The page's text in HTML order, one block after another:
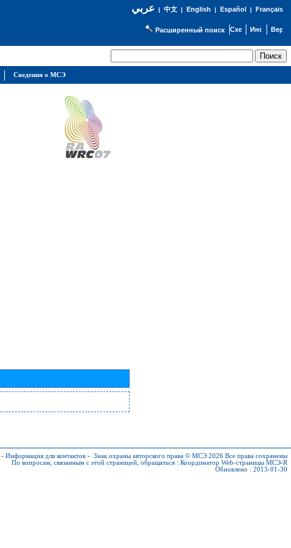
عربي| 中文| English | Español | Français
Расширенный поиск
- Информация для контактов - Знак охраны авторского права © МСЭ 2026 Все права сохранены
По вопросам, связанным с этой страницей, обращаться : Координатор Web-страницы МСЭ-R
Обновлено : 2013-01-30
Сведения о МСЭ